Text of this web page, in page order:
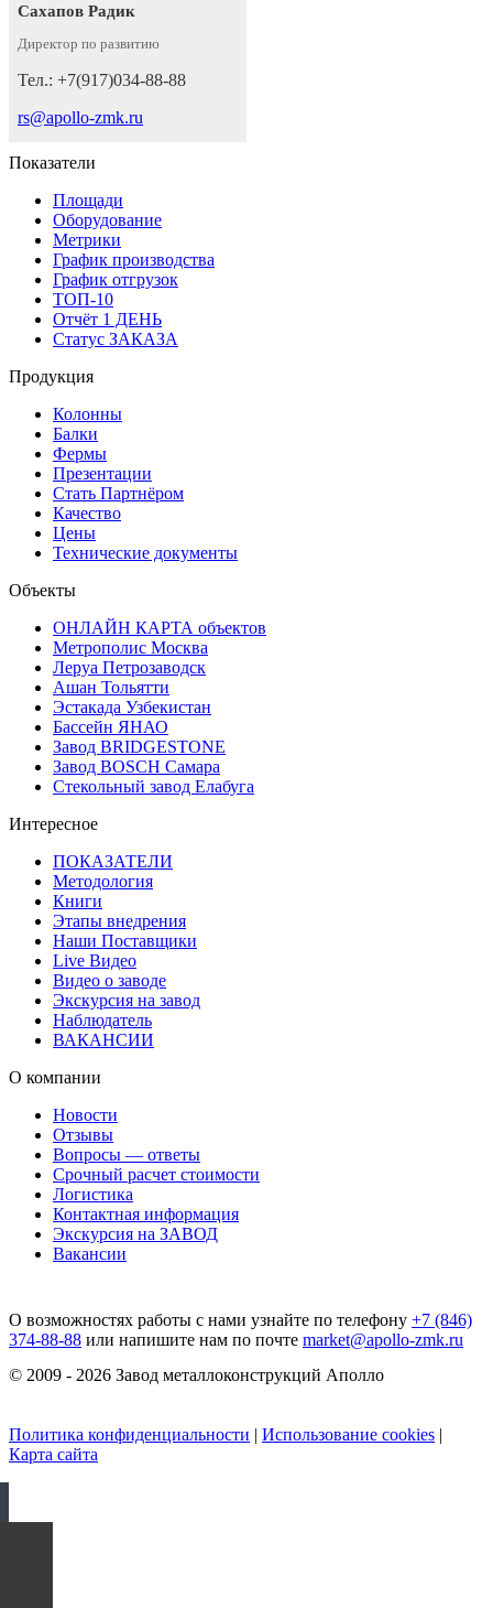
Сахапов Радик
Директор по развитию
Тел.: +7(917)034-88-88
rs@apollo-zmk.ru
Показатели
Площади
Оборудование
Метрики
График производства
График отгрузок
ТОП-10
Отчёт 1 ДЕНЬ
Статус ЗАКАЗА
Продукция
Колонны
Балки
Фермы
Презентации
Стать Партнёром
Качество
Цены
Технические документы
Объекты
ОНЛАЙН КАРТА объектов
Метрополис Москва
Леруа Петрозаводск
Ашан Тольятти
Эстакада Узбекистан
Бассейн ЯНАО
Завод BRIDGESTONE
Завод BOSCH Самара
Стекольный завод Елабуга
Интересное
ПОКАЗАТЕЛИ
Методология
Книги
Этапы внедрения
Наши Поставщики
Live Видео
Видео о заводе
Экскурсия на завод
Наблюдатель
ВАКАНСИИ
О компании
Новости
Отзывы
Вопросы — ответы
Срочный расчет стоимости
Логистика
Контактная информация
Экскурсия на ЗАВОД
Вакансии
О возможностях работы с нами узнайте по телефону +7 (846)
374-88-88 или напишите нам по почте market@apollo-zmk.ru
© 2009 - 2026 Завод металлоконструкций Аполло
Политика конфиденциальности | Использование cookies |
Карта сайта